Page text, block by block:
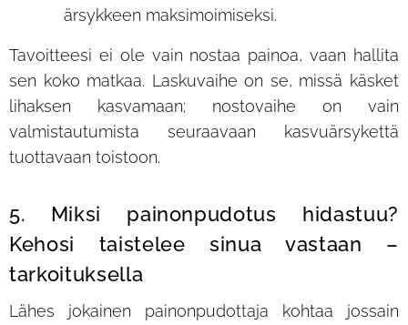
ärsykkeen maksimoimiseksi.
Tavoitteesi ei ole vain nostaa painoa, vaan hallita
sen koko matkaa. Laskuvaihe on se, missä käsket
lihaksen kasvamaan; nostovaihe on vain
valmistautumista seuraavaan kasvuärsykettä
tuottavaan toistoon.
5. Miksi painonpudotus hidastuu?
Kehosi taistelee sinua vastaan –
tarkoituksella
Lähes jokainen painonpudottaja kohtaa jossain